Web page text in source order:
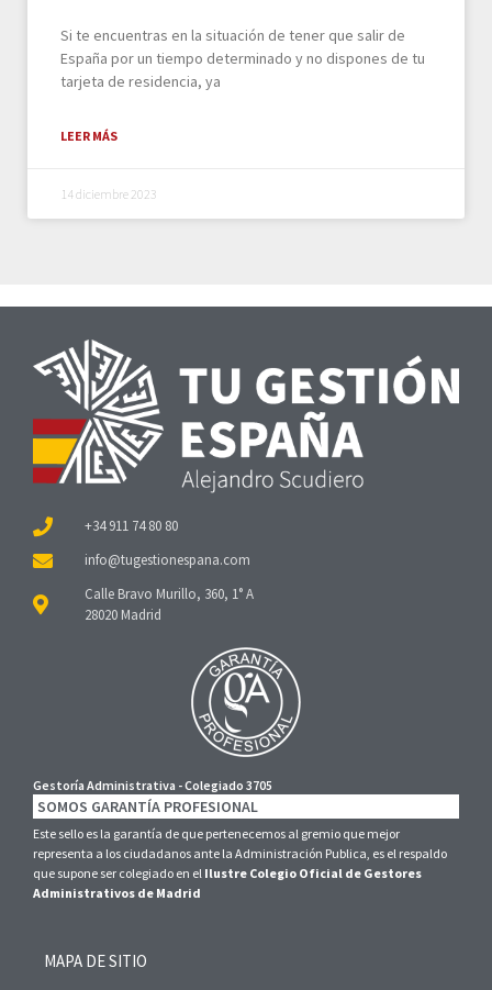
Si te encuentras en la situación de tener que salir de
España por un tiempo determinado y no dispones de tu
tarjeta de residencia, ya
LEER MÁS
14 diciembre 2023
+34 911 74 80 80
Calle Bravo Murillo, 360, 1° A
28020 Madrid
Gestoría Administrativa - Colegiado 3705
SOMOS GARANTÍA PROFESIONAL
Este sello es la garantía de que pertenecemos al gremio que mejor
representa a los ciudadanos ante la Administración Publica, es el respaldo
que supone ser colegiado en el Ilustre Colegio Oficial de Gestores
Administrativos de Madrid
MAPA DE SITIO